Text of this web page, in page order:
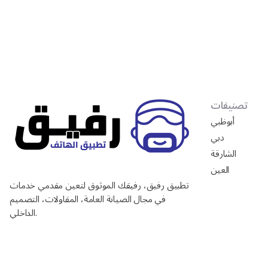
تطبيق رفيق، رفيقك الموثوق لتعين مقدمي خدمات
في مجال الصيانة العامة، المقاولات، التصميم
الداخلي.
تصنيفات
أبوظبي
دبي
الشارقة
العين